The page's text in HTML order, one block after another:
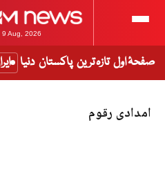
9 Aug, 2026
صفحۂ اول تازہ ترین پاکستان دنیا
امدادی رقوم